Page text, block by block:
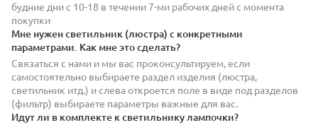
будние дни с 10-18 в течении 7-ми рабочих дней с момента
покупки
Мне нужен светильник (люстра) с конкретными
параметрами. Как мне это сделать?
Связаться с нами и мы вас проконсультируем, если
самостоятельно выбираете раздел изделия (люстра,
светильник итд.) и слева откроется поле в виде под разделов
(фильтр) выбираете параметры важные для вас.
Идут ли в комплекте к светильнику лампочки?